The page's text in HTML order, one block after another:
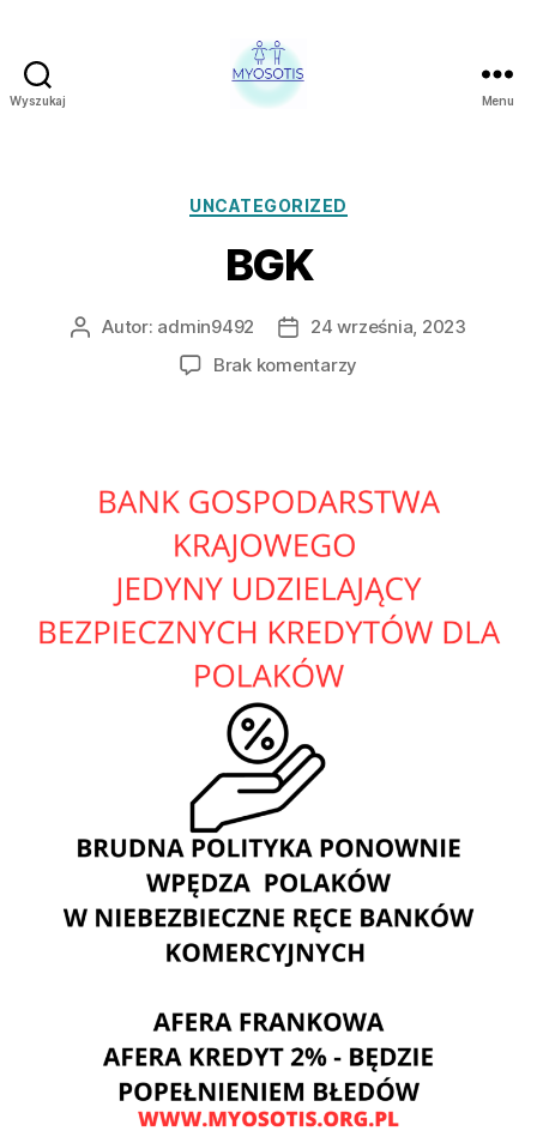
Wyszukaj
CZŁOWIEKA
POLSCE
MYOSOTIS
Menu
Kategorie
UNCATEGORIZED
BGK
AutorAutor: admin9492
Data
wpisu
24 września, 2023
Brak komentarzy